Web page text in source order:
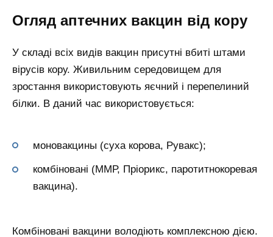
Огляд аптечних вакцин від кору
У складі всіх видів вакцин присутні вбиті штами
вірусів кору. Живильним середовищем для
зростання використовують яєчний і перепелиний
білки. В даний час використовується:
моновакцины (суха корова, Рувакс);
комбіновані (ММР, Пріорикс, паротитнокоревая
вакцина).
Комбіновані вакцини володіють комплексною дією.